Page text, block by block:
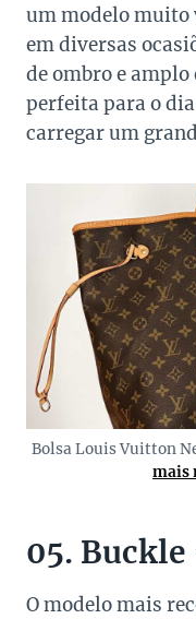
um modelo muito
em diversas
de ombro e amplo
perfeita para o
carregar um
Bolsa Louis Vuitton
mais
05.
O modelo mais